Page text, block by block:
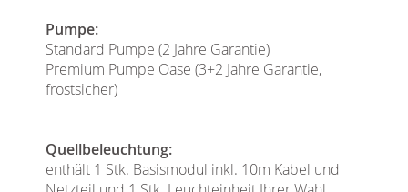
Pumpe:
Standard Pumpe (2 Jahre Garantie)
Premium Pumpe Oase (3+2 Jahre Garantie,
frostsicher)
Quellbeleuchtung:
enthält 1 Stk. Basismodul inkl. 10m Kabel und